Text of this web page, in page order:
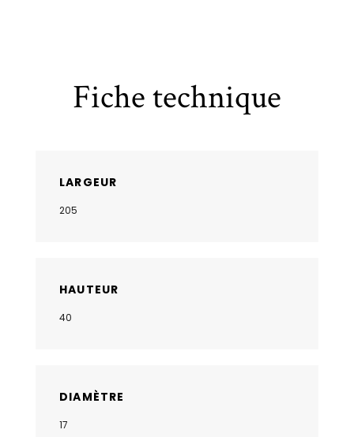
Fiche technique
LARGEUR
205
HAUTEUR
40
DIAMÈTRE
17